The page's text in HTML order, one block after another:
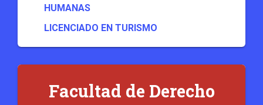
HUMANAS
LICENCIADO EN TURISMO
Facultad de Derecho